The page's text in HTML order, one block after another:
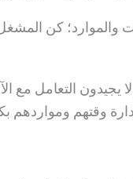
الوقت والموارد؛ كن
يجيدون التعامل مع
وقتهم ومواردهم